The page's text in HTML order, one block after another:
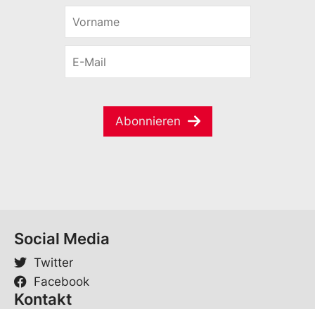
r
m
M
Abonnieren
Social Media
Twitter
Facebook
Kontakt